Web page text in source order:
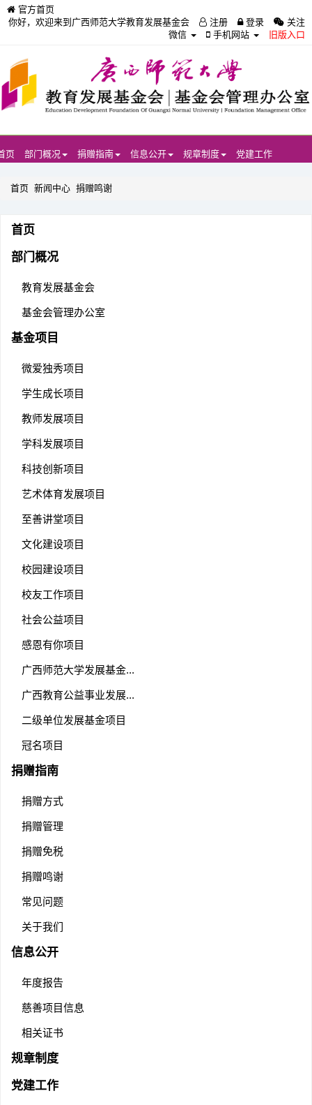
官方首页
你好，欢迎来到广西师范大学教育发展基金会
注册 登录
关注
微信
手机网站 旧版入口
页 部门概况 捐赠指南 信息公开 规章制度 党建工作
首页 新闻中心 捐赠鸣谢
首页
部门概况
教育发展基金会
基金会管理办公室
基金项目
微爱独秀项目
学生成长项目
教师发展项目
学科发展项目
科技创新项目
艺术体育发展项目
至善讲堂项目
文化建设项目
校园建设项目
校友工作项目
社会公益项目
感恩有你项目
广西师范大学发展基金...
广西教育公益事业发展...
二级单位发展基金项目
冠名项目
捐赠指南
捐赠方式
捐赠管理
捐赠免税
捐赠鸣谢
常见问题
关于我们
信息公开
年度报告
慈善项目信息
相关证书
规章制度
党建工作